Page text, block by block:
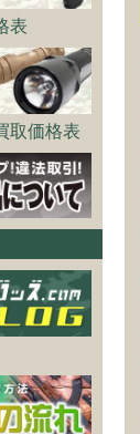
表
取価格表